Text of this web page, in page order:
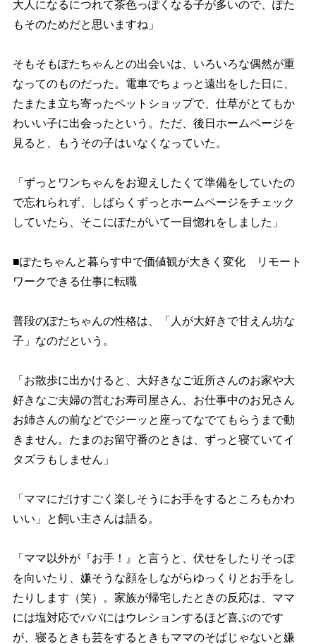
大人になるにつれて茶色っぽくなる子が多いので、ぽた
もそのためだと思いますね」
そもそもぽたちゃんとの出会いは、いろいろな偶然が重
なってのものだった。電車でちょっと遠出をした日に、
たまたま立ち寄ったペットショップで、仕草がとてもか
わいい子に出会ったという。ただ、後日ホームページを
見ると、もうその子はいなくなっていた。
「ずっとワンちゃんをお迎えしたくて準備をしていたの
で忘れられず、しばらくずっとホームページをチェック
していたら、そこにぽたがいて一目惚れをしました」
■ぽたちゃんと暮らす中で価値観が大きく変化 リモート
ワークできる仕事に転職
普段のぽたちゃんの性格は、「人が大好きで甘えん坊な
子」なのだという。
「お散歩に出かけると、大好きなご近所さんのお家や大
好きなご夫婦の営むお寿司屋さん、お仕事中のお兄さん
お姉さんの前などでジーッと座ってなでてもらうまで動
きません。たまのお留守番のときは、ずっと寝ていてイ
タズラもしません」
「ママにだけすごく楽しそうにお手をするところもかわ
いい」と飼い主さんは語る。
「ママ以外が『お手！』と言うと、伏せをしたりそっぽ
を向いたり、嫌そうな顔をしながらゆっくりとお手をし
たりします（笑）。家族が帰宅したときの反応は、ママ
には塩対応でパパにはウレションするほど喜ぶのです
が、寝るときも芸をするときもママのそばじゃないと嫌